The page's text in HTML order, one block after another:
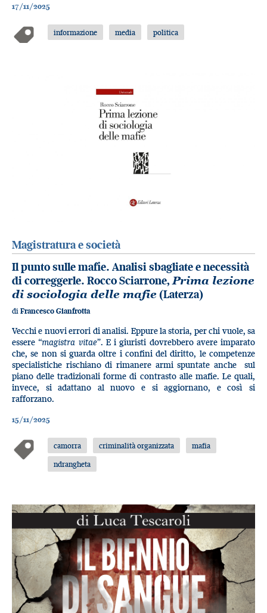
17/11/2025
informazione media politica
Magistratura e società
Il punto sulle mafie. Analisi sbagliate e necessità
di correggerle. Rocco Sciarrone,Prima lezione
di sociologia delle mafie (Laterza)
di Francesco Gianfrotta
Vecchi e nuovi errori di analisi. Eppure la storia, per chi vuole, sa
essere “magistra vitae”. E i giuristi dovrebbero avere imparato
che, se non si guarda oltre i confini del diritto, le competenze
specialistiche rischiano di rimanere armi spuntate anche sul
piano delle tradizionali forme di contrasto alle mafie. Le quali,
invece, si adattano al nuovo e si aggiornano, e così si
rafforzano.
15/11/2025
camorra criminalità organizzata
mafia
ndrangheta